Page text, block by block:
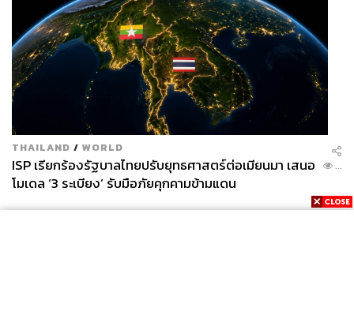
THAILAND / WORLD
ISP เรียกร้องรัฐบาลไทยปรับยุทธศาสตร์ต่อเมียนมา เสนอ
โมเดล ‘3 ระเบียง’ รับมือภัยคุกคามข้ามแดน
...